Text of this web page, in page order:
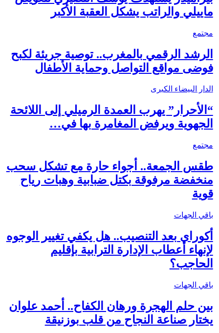
ماييلي والراتب يشكل العقبة الأكبر
مجتمع
الرشد الرقمي بالمغرب.. توصية جريئة لكبح
فوضى مواقع التواصل وحماية الأطفال
الدار البيضاء الكبرى
“الأحرار” يهرب العمدة الرميلي إلى اللائحة
الجهوية ويرفض المغامرة بها في…
مجتمع
طقس الجمعة.. أجواء حارة مع تشكل سحب
منخفضة مرفوقة بكتل ضبابية وهبات رياح
قوية
باقي الجهات
أكوراي بعد التنصيب.. هل يكفي تغيير الوجوه
لإنهاء أعطاب الإدارة الترابية بإقليم
الحاجب؟
باقي الجهات
بين حلم الهجرة ورهان الكفاح.. أحمد علوان
يختار صناعة النجاح من قلب بوزنيقة